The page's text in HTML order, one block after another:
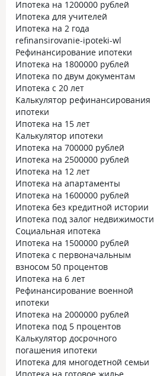
Ипотека на 1200000 рублей
Ипотека для учителей
Ипотека на 2 года
refinansirovanie-ipoteki-wl
Рефинансирование ипотеки
Ипотека на 1800000 рублей
Ипотека по двум документам
Ипотека с 20 лет
Калькулятор рефинансирования
ипотеки
Ипотека на 15 лет
Калькулятор ипотеки
Ипотека на 700000 рублей
Ипотека на 2500000 рублей
Ипотека на 12 лет
Ипотека на апартаменты
Ипотека на 1600000 рублей
Ипотека без кредитной истории
Ипотека под залог недвижимости
Социальная ипотека
Ипотека на 1500000 рублей
Ипотека с первоначальным
взносом 50 процентов
Ипотека на 6 лет
Рефинансирование военной
ипотеки
Ипотека на 2000000 рублей
Ипотека под 5 процентов
Калькулятор досрочного
погашения ипотеки
Ипотека для многодетной семьи